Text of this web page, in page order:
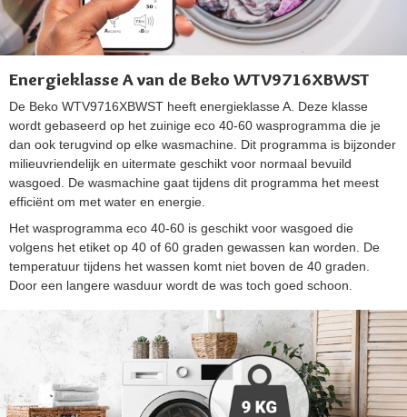
Energieklasse A van de Beko WTV9716XBWST
De Beko WTV9716XBWST heeft energieklasse A. Deze klasse
wordt gebaseerd op het zuinige eco 40-60 wasprogramma die je
dan ook terugvind op elke wasmachine. Dit programma is bijzonder
milieuvriendelijk en uitermate geschikt voor normaal bevuild
wasgoed. De wasmachine gaat tijdens dit programma het meest
efficiënt om met water en energie.
Het wasprogramma eco 40-60 is geschikt voor wasgoed die
volgens het etiket op 40 of 60 graden gewassen kan worden. De
temperatuur tijdens het wassen komt niet boven de 40 graden.
Door een langere wasduur wordt de was toch goed schoon.